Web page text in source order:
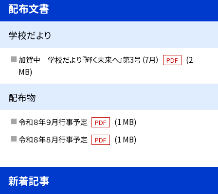
配布文書
学校だより
加賀中 学校だより『輝く未来へ』第3号（7月） PDF
(2
MB)
配布物
令和８年９月行事予定 PDF
(1 MB)
令和８年８月行事予定
PDF (1 MB)
新着記事